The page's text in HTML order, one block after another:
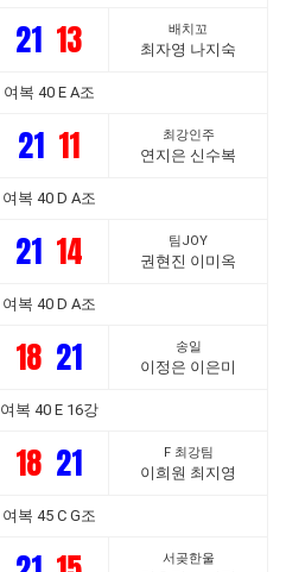
21 13 배치꼬
최자영 나지숙
여복 40 E A조
21 11 최강인주
연지은 신수복
여복 40 D A조
21 14 팀JOY
권현진 이미옥
여복 40 D A조
18 21 송일
이정은 이은미
여복 40 E 16강
18 21 F 최강팀
이희원 최지영
여복 45 C G조
서곶한울